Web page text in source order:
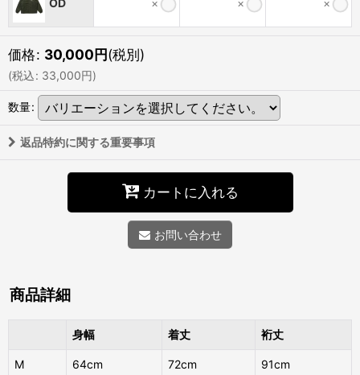
価格: 30,000円(税別)
(税込: 33,000円)
数量:
返品特約に関する重要事項
カートに入れる
お問い合わせ
商品詳細
身幅 着丈 裄丈
M 64cm 72cm 91cm